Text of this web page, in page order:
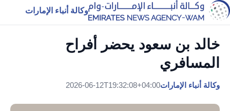
وكالة أنباء الإمارات
خالد بن سعود يحضر أفراح
المسافري
وكالة أنباء الإمارات2026-06-12T19:32:08+04:00